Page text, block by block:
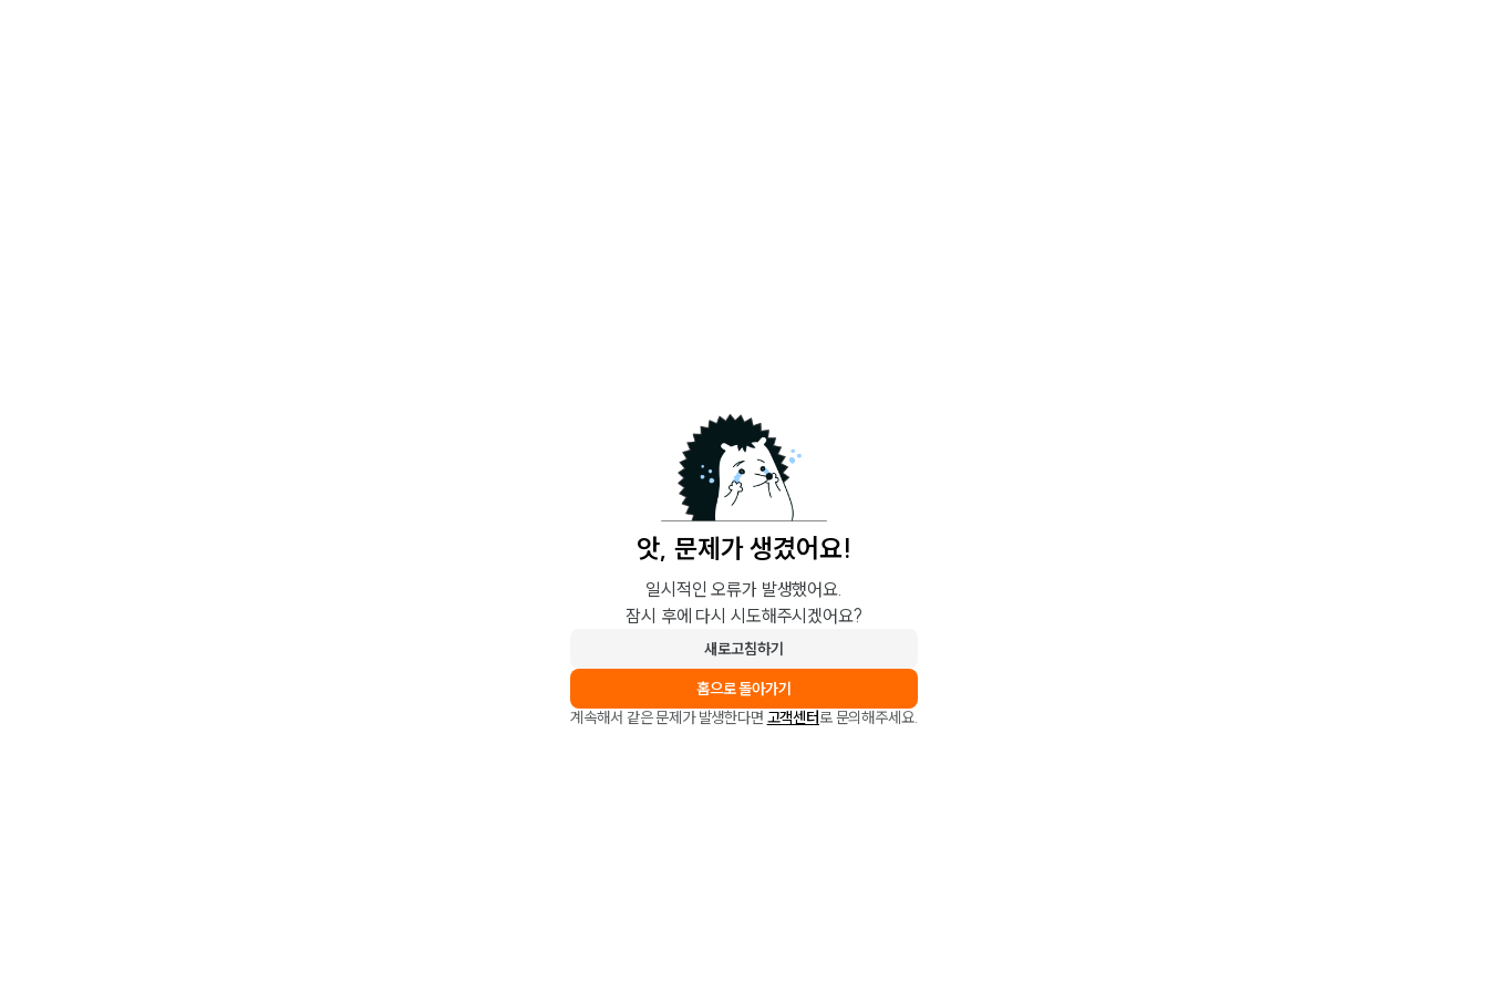
앗, 문제가 생겼어요!
일시적인 오류가 발생했어요.
잠시 후에 다시 시도해주시겠어요?
새로고침하기
홈으로 돌아가기
계속해서 같은 문제가 발생한다면 고객센터로 문의해주세요.